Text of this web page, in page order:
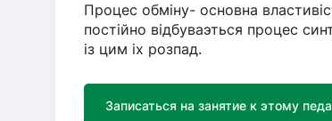
Процес обмiну- основна
постiйно вiдбуваэться процес
iз цим iх розпад.
Записаться на занятие к этому